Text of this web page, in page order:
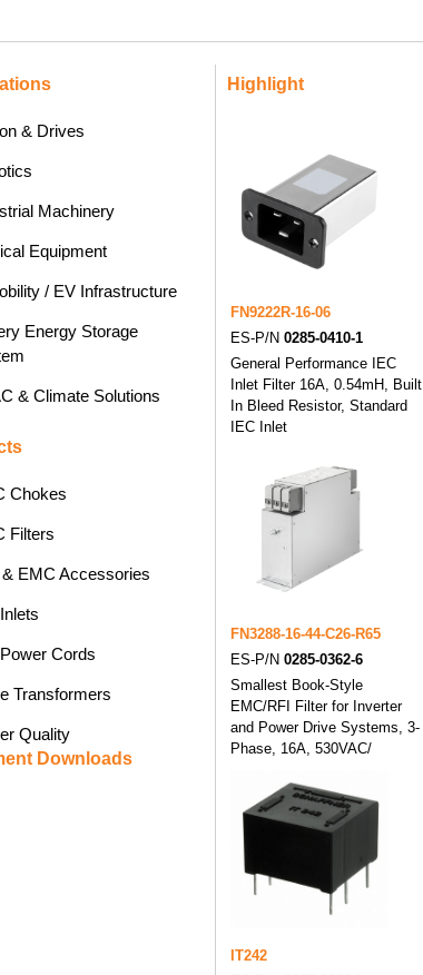
& Drives
Machinery
Equipment
/ EV Infrastructure
Energy Storage
& Climate Solutions
Chokes
Filters
EMC Accessories
Cords
Transformers
Quality
Downloads
Highlight
FN9222R-16-06
ES-P/N 0285-0410-1
General Performance IEC
Inlet Filter 16A, 0.54mH, Built
In Bleed Resistor, Standard
IEC Inlet
FN3288-16-44-C26-R65
ES-P/N 0285-0362-6
Smallest Book-Style
EMC/RFI Filter for Inverter
and Power Drive Systems, 3-
Phase, 16A, 530VAC/
IT242